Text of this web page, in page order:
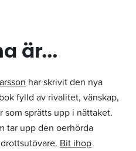
är...
har skrivit den nya
fylld av rivalitet, vänskap,
som sprätts upp i nättaket.
tar upp den oerhörda
Bit ihop